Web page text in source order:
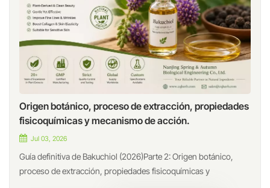
Origen botánico, proceso de extracción, propiedades
fisicoquímicas y mecanismo de acción.
Jul 03, 2026
Guía definitiva de Bakuchiol (2026)Parte 2: Origen botánico,
proceso de extracción, propiedades fisicoquímicas y